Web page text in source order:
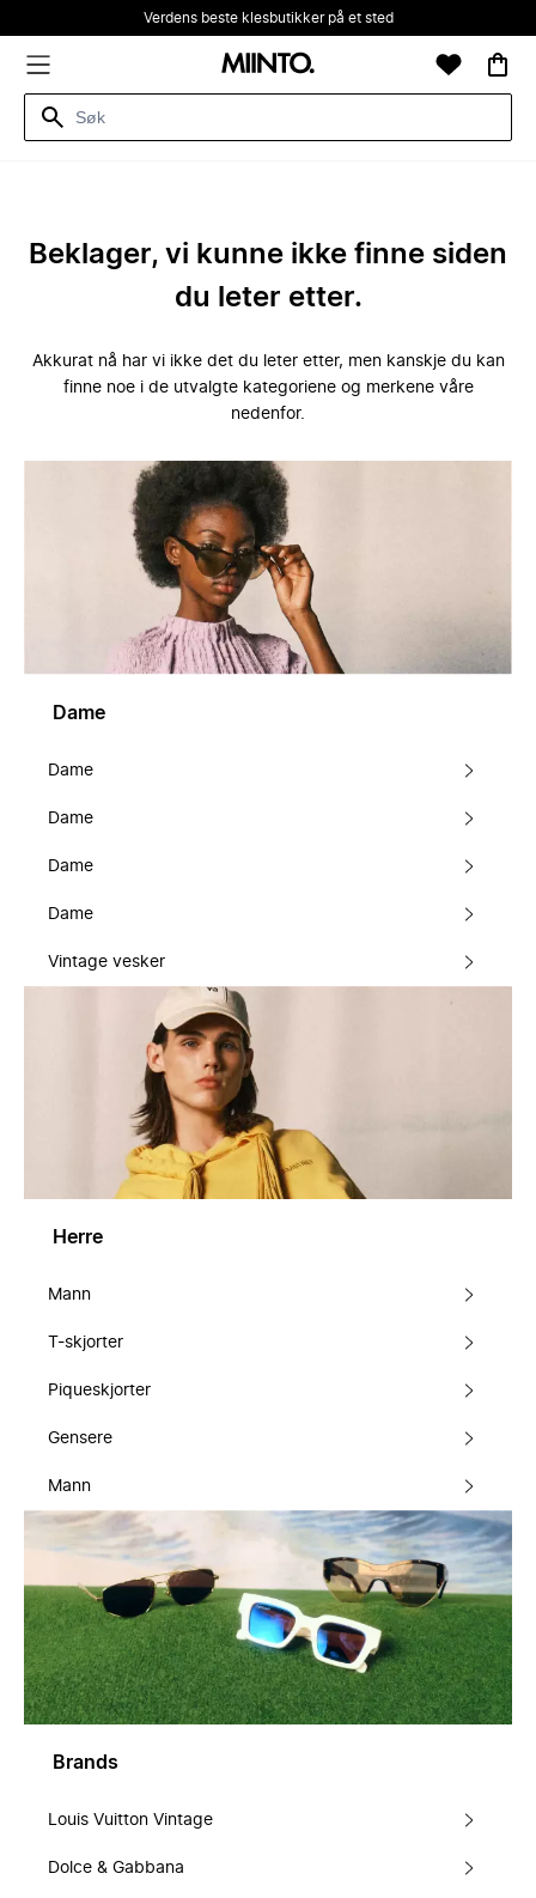
Verdens beste klesbutikker på et sted
Beklager, vi kunne ikke finne siden
du leter etter.
Akkurat nå har vi ikke det du leter etter, men kanskje du kan
finne noe i de utvalgte kategoriene og merkene våre
nedenfor.
Dame
Dame
Dame
Dame
Dame
Vintage vesker
Herre
Mann
T-skjorter
Piqueskjorter
Gensere
Mann
Brands
Louis Vuitton Vintage
Dolce & Gabbana